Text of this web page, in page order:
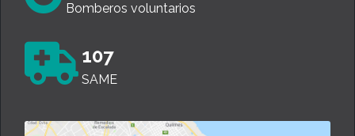
Bomberos voluntarios
107
SAME